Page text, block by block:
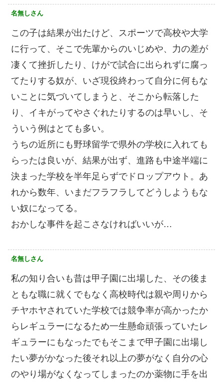
名無しさん
この子は結果が出たけど、スポーツで高校や大学
に行って、そこで先輩からのいじめや、力の差が
凄くて挫折したり、けがで試合に出られずに腐っ
てたりする奴が、いざ現役終わって自分に何もな
いことに気づいてしまうと、そこから転落した
り、イキがってやさぐれたりするのは早いし、そ
ういう例はとても多い。
うちの近所にも野球留学で県外の学校に入れても
らったは良いが、結果が出ず、進路も中途半端に
決まった学校を半年足らずでドロップアウト。あ
れから数年、いまだフラフラしてどうしようもな
い奴になってる。
おかしな事件を起こさなければいいが…
名無しさん
私の知り合いも昔は甲子園に出場した、その後ま
ともな職に就くでもなく高校時代は親や周りから
チヤホヤされていた学校では競争率が高かったか
らレギュラーになるため一生懸命頑張っていたレ
ギュラーにもなったでもそこまで甲子園に出場し
たい夢がかなった後それ以上の夢がなく自分の心
のやり場がなくなってしまったのか薬物に手を出